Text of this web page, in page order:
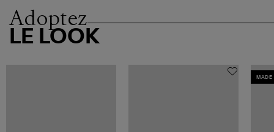
Adoptez
LE LOOK
MADE